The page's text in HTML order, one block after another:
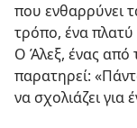
που ενθαρρύνει
τρόπο, ένα
Ο Άλεξ, ένας από
παρατηρεί:
να σχολιάζει για